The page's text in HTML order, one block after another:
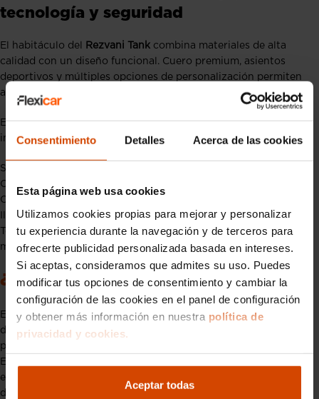
Consentimiento Detalles Acerca de las cookies
Esta página web usa cookies
Utilizamos cookies propias para mejorar y personalizar
tu experiencia durante la navegación y de terceros para
ofrecerte publicidad personalizada basada en intereses.
Si aceptas, consideramos que admites su uso. Puedes
modificar tus opciones de consentimiento y cambiar la
configuración de las cookies en el panel de configuración
y obtener más información en nuestra política de
privacidad y cookies.
Aceptar todas
tecnología y seguridad
El habitáculo del Rezvani Tank combina materiales de alta
calidad con un diseño funcional. Cuero premium, asientos
deportivos y múltiples opciones de personalización permiten
adaptar el interior al gusto del cliente.
En materia de seguridad, además del blindaje, puede
incorporar:
Sistema de filtrado de aire contra agentes químicos
Comunicaciones encriptadas
Cámaras de visión periférica
Iluminación exterior táctica
Todo está pensado para ofrecer una experiencia exclusiva y, al
mismo tiempo, extremadamente segura.
¿Para quién es el Rezvani Tank?
El Rezvani Tank no es un SUV para todos los públicos. Está
dirigido a clientes que buscan exclusividad, máxima
protección y un vehículo diferente a cualquier otro.
Empresarios, personalidades públicas o amantes de los coches
extremos encuentran en este modelo una propuesta sin rival
directo.